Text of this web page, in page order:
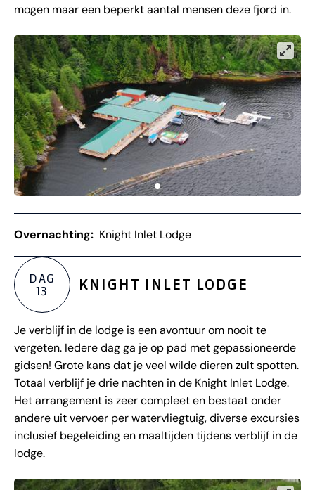
mogen maar een beperkt aantal mensen deze fjord in.
Overnachting: Knight Inlet Lodge
DAG
13
KNIGHT INLET LODGE
Je verblijf in de lodge is een avontuur om nooit te
vergeten. Iedere dag ga je op pad met gepassioneerde
gidsen! Grote kans dat je veel wilde dieren zult spotten.
Totaal verblijf je drie nachten in de Knight Inlet Lodge.
Het arrangement is zeer compleet en bestaat onder
andere uit vervoer per watervliegtuig, diverse excursies
inclusief begeleiding en maaltijden tijdens verblijf in de
lodge.